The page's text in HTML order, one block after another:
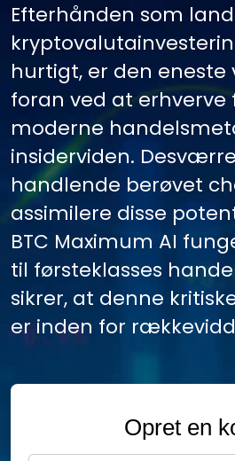
Efterhånden som
hurtigt, er den eneste
foran ved at
moderne
insiderviden.
handlende berøvet
assimilere disse
BTC Maximum AI
til førsteklasses
sikrer, at denne
er inden for